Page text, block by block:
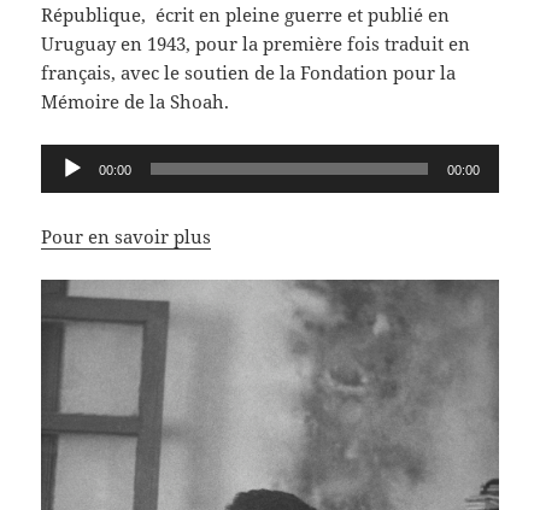
République, écrit en pleine guerre et publié en
Uruguay en 1943, pour la première fois traduit en
français, avec le soutien de la Fondation pour la
Mémoire de la Shoah.
Lecteur
audio
00:00 00:00
Pour en savoir plus